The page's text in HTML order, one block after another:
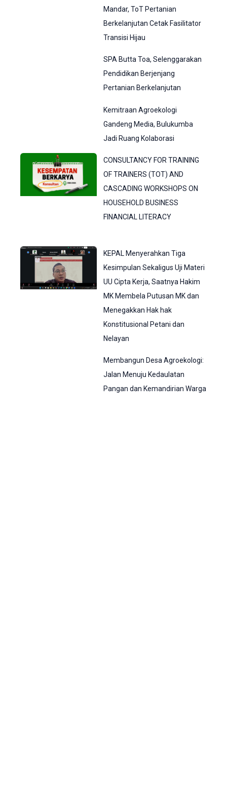
Mandar, ToT Pertanian
Berkelanjutan Cetak Fasilitator
Transisi Hijau
SPA Butta Toa, Selenggarakan
Pendidikan Berjenjang
Pertanian Berkelanjutan
Kemitraan Agroekologi
Gandeng Media, Bulukumba
Jadi Ruang Kolaborasi
CONSULTANCY FOR TRAINING
OF TRAINERS (TOT) AND
CASCADING WORKSHOPS ON
HOUSEHOLD BUSINESS
FINANCIAL LITERACY
KEPAL Menyerahkan Tiga
Kesimpulan Sekaligus Uji Materi
UU Cipta Kerja, Saatnya Hakim
MK Membela Putusan MK dan
Menegakkan Hak hak
Konstitusional Petani dan
Nelayan
Membangun Desa Agroekologi:
Jalan Menuju Kedaulatan
Pangan dan Kemandirian Warga